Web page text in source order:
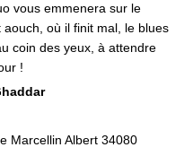
vous emmenera sur le
où il finit mal, le blues
coin des yeux, à attendre
!
Marcellin Albert 34080